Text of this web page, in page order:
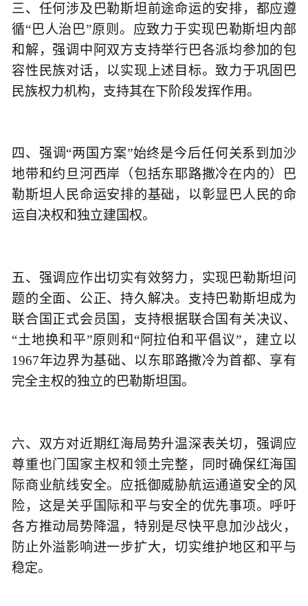
三、任何涉及巴勒斯坦前途命运的安排，都应遵
循“巴人治巴”原则。应致力于实现巴勒斯坦内部
和解，强调中阿双方支持举行巴各派均参加的包
容性民族对话，以实现上述目标。致力于巩固巴
民族权力机构，支持其在下阶段发挥作用。
四、强调“两国方案”始终是今后任何关系到加沙
地带和约旦河西岸（包括东耶路撒冷在内的）巴
勒斯坦人民命运安排的基础，以彰显巴人民的命
运自决权和独立建国权。
五、强调应作出切实有效努力，实现巴勒斯坦问
题的全面、公正、持久解决。支持巴勒斯坦成为
联合国正式会员国，支持根据联合国有关决议、
“土地换和平”原则和“阿拉伯和平倡议”，建立以
1967年边界为基础、以东耶路撒冷为首都、享有
完全主权的独立的巴勒斯坦国。
六、双方对近期红海局势升温深表关切，强调应
尊重也门国家主权和领土完整，同时确保红海国
际商业航线安全。应抵御威胁航运通道安全的风
险，这是关乎国际和平与安全的优先事项。呼吁
各方推动局势降温，特别是尽快平息加沙战火，
防止外溢影响进一步扩大，切实维护地区和平与
稳定。